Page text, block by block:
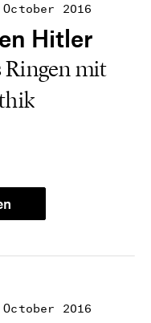
2016
Hitler
mit
2016